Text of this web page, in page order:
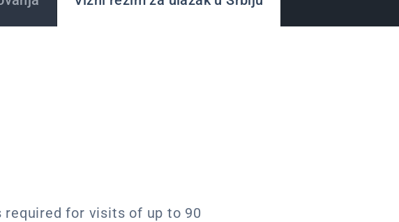
required for visits of up to 90